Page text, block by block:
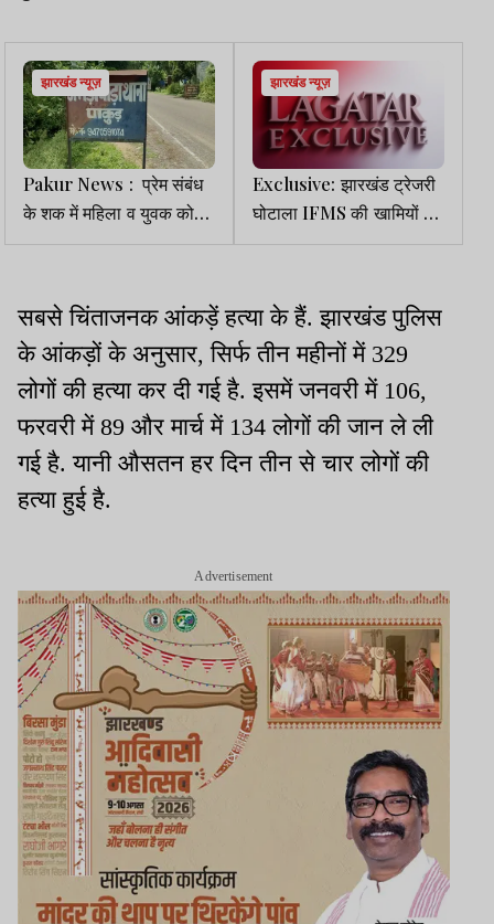
झारखंड न्यूज़
Pakur News : प्रेम संबंध
के शक में महिला व युवक को
अर्धनग्न कर गांव में घुमाया, 5
झारखंड न्यूज़
Exclusive: झारखंड ट्रेजरी
घोटाला IFMS की खामियों का
परिणाम
सबसे चिंताजनक आंकड़ें हत्या के हैं. झारखंड पुलिस
के आंकड़ों के अनुसार, सिर्फ तीन महीनों में 329
लोगों की हत्या कर दी गई है. इसमें जनवरी में 106,
फरवरी में 89 और मार्च में 134 लोगों की जान ले ली
गई है. यानी औसतन हर दिन तीन से चार लोगों की
हत्या हुई है.
Advertisement